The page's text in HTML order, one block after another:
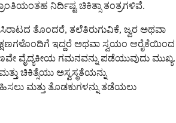
ನಿರ್ದಿಷ್ಟ ಚಿಕಿತ್ಸಾ ತಂತ್ರಗಳಿವೆ.
ತೊಂದರೆ, ತಲೆತಿರುಗುವಿಕೆ, ಜ್ವರ ಅಥವಾ
ಇದ್ದರೆ ಅಥವಾ ಸ್ವಯಂ ಆರೈಕೆಯಿಂದ
ವೈದ್ಯಕೀಯ ಗಮನವನ್ನು ಪಡೆಯುವುದು ಮುಖ್ಯ.
ಚಿಕಿತ್ಸೆಯು ಅಸ್ವಸ್ಥತೆಯನ್ನು
ಮತ್ತು ತೊಡಕುಗಳನ್ನು ತಡೆಯಲು